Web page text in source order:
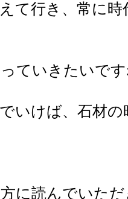
て行き、常に
ていきたいで
いけば、石材
に読んでいた